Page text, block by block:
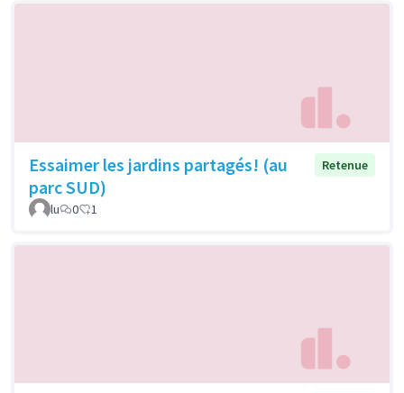
Essaimer les jardins partagés! (au
parc SUD)
Retenue
lu 0 1